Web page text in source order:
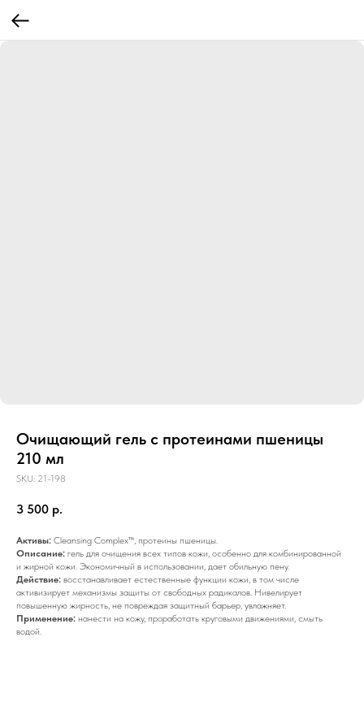
Очищающий гель с протеинами пшеницы
210 мл
SKU: 21-198
3 500 р.
Активы: Cleansing Complex™, протеины пшеницы.
Описание: гель для очищения всех типов кожи, особенно для комбинированной
и жирной кожи. Экономичный в использовании, дает обильную пену.
Действие: восстанавливает естественные функции кожи, в том числе
активизирует механизмы защиты от свободных радикалов. Нивелирует
повышенную жирность, не повреждая защитный барьер, увлажняет.
Применение: нанести на кожу, проработать круговыми движениями, смыть
водой.